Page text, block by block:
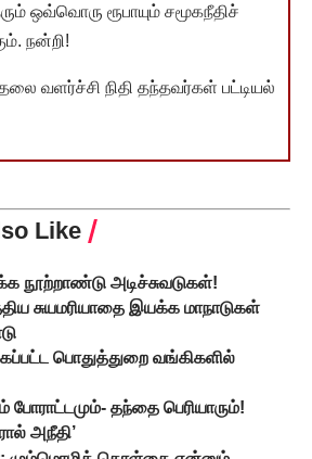
ஒவ்வொரு ரூபாயும் சமூகநீதிச்
நன்றி!
வளர்ச்சி நிதி தந்தவர்கள் பட்டியல்
Like
நூற்றாண்டு அடிச்சுவடுகள்!
சுயமரியாதை இயக்க மாநாடுகள்
பொதுத்துறை வங்கிகளில்
போராட்டமும்- தந்தை பெரியாரும்!
அநீதி’